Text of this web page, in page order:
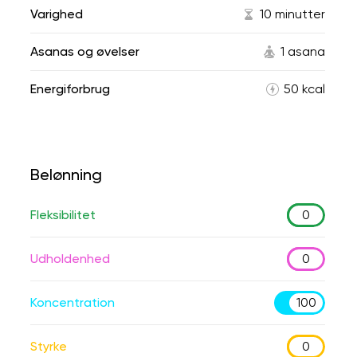
Varighed 10 minutter
Asanas og øvelser 1 asana
Energiforbrug 50 kcal
Belønning
Fleksibilitet 0
Udholdenhed 0
Koncentration 100
Styrke 0